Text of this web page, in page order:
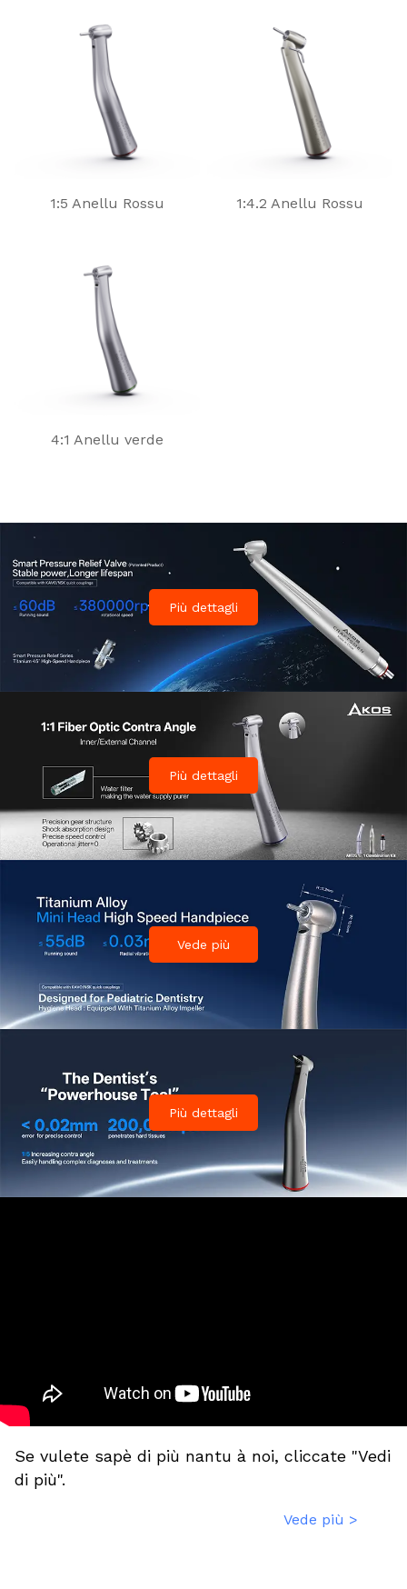
1:5 Anellu Rossu 1:4.2 Anellu Rossu
4:1 Anellu verde
Più dettagli
Più dettagli
Vede più
Più dettagli
Se vulete sapè di più nantu à noi, cliccate "Vedi
di più".
Vede più >